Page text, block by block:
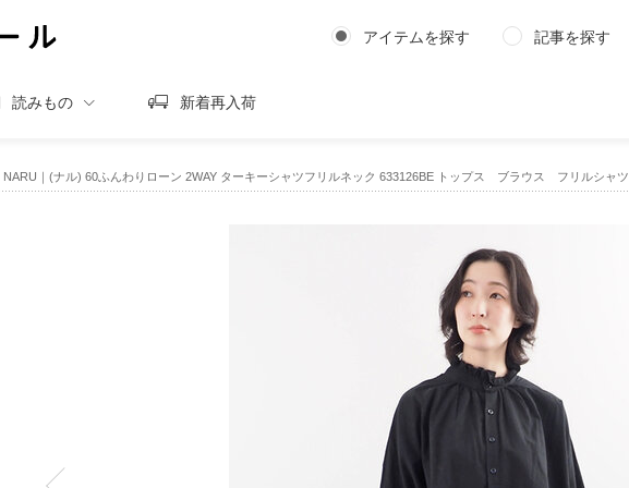
アイテムを探す 記事を探す
読みもの 新着再入荷
NARU｜(ナル) 60ふんわりローン 2WAY ターキーシャツフリルネック 633126BE トップス ブラウス フリルシャツ